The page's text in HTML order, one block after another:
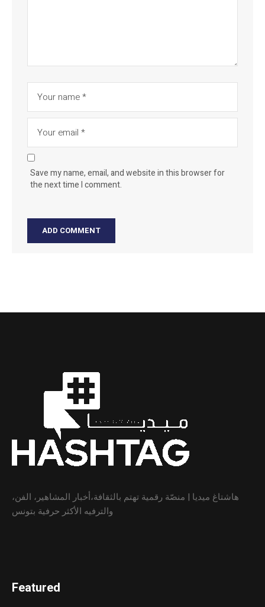
Save my name, email, and website in this browser for
the next time I comment.
هاشتاغ ميديا | منصّة رقمية تهتم بالثقافة،أخبار المشاهير، الفن،
والترفيه الأكثر حرفية بتونس
Featured